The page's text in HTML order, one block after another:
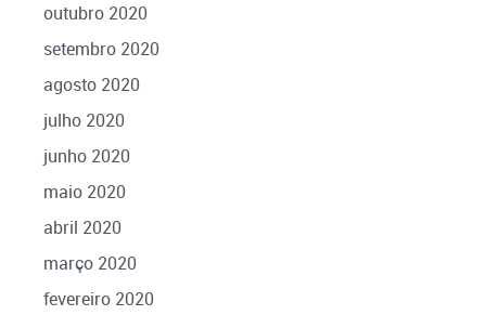
outubro 2020
setembro 2020
agosto 2020
julho 2020
junho 2020
maio 2020
abril 2020
março 2020
fevereiro 2020